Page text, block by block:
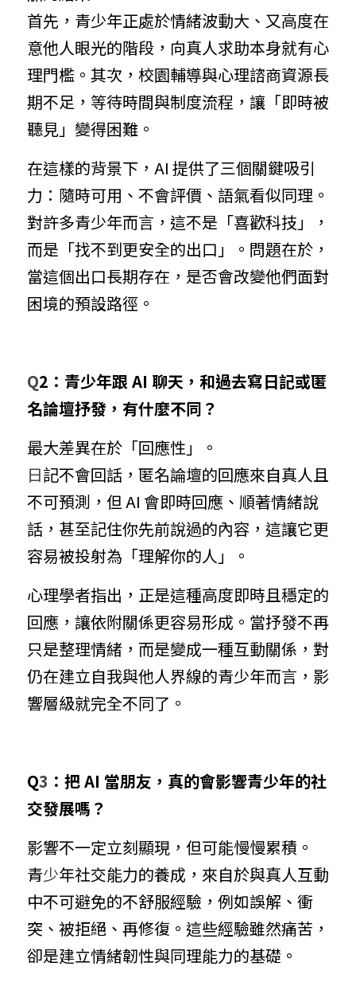
首先，青少年正處於情緒波動大、又高度在
意他人眼光的階段，向真人求助本身就有心
理門檻。其次，校園輔導與心理諮商資源長
期不足，等待時間與制度流程，讓「即時被
聽見」變得困難。
在這樣的背景下，AI 提供了三個關鍵吸引
力：隨時可用、不會評價、語氣看似同理。
對許多青少年而言，這不是「喜歡科技」，
而是「找不到更安全的出口」。問題在於，
當這個出口長期存在，是否會改變他們面對
困境的預設路徑。
Q2：青少年跟 AI 聊天，和過去寫日記或匿
名論壇抒發，有什麼不同？
最大差異在於「回應性」。
日記不會回話，匿名論壇的回應來自真人且
不可預測，但 AI 會即時回應、順著情緒說
話，甚至記住你先前說過的內容，這讓它更
容易被投射為「理解你的人」。
心理學者指出，正是這種高度即時且穩定的
回應，讓依附關係更容易形成。當抒發不再
只是整理情緒，而是變成一種互動關係，對
仍在建立自我與他人界線的青少年而言，影
響層級就完全不同了。
Q3 ：把 AI 當朋友，真的會影響青少年的社
交發展嗎？
影響不一定立刻顯現，但可能慢慢累積。
青少年社交能力的養成，來自於與真人互動
中不可避免的不舒服經驗，例如誤解、衝
突、被拒絕、再修復。這些經驗雖然痛苦，
卻是建立情緒韌性與同理能力的基礎。